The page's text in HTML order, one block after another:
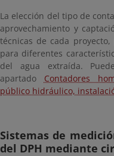
La elección del tipo de
aprovechamiento y
técnicas de cada
para diferentes
del agua extraída.
apartado Contadores
público hidráulico,
Sistemas de
del DPH mediante